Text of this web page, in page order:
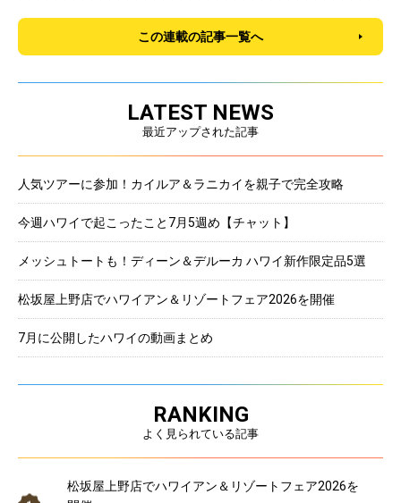
この連載の記事一覧へ
LATEST NEWS
最近アップされた記事
人気ツアーに参加！カイルア＆ラニカイを親子で完全攻略
今週ハワイで起こったこと7月5週め【チャット】
メッシュトートも！ディーン＆デルーカ ハワイ新作限定品5選
松坂屋上野店でハワイアン＆リゾートフェア2026を開催
7月に公開したハワイの動画まとめ
RANKING
よく見られている記事
松坂屋上野店でハワイアン＆リゾートフェア2026を